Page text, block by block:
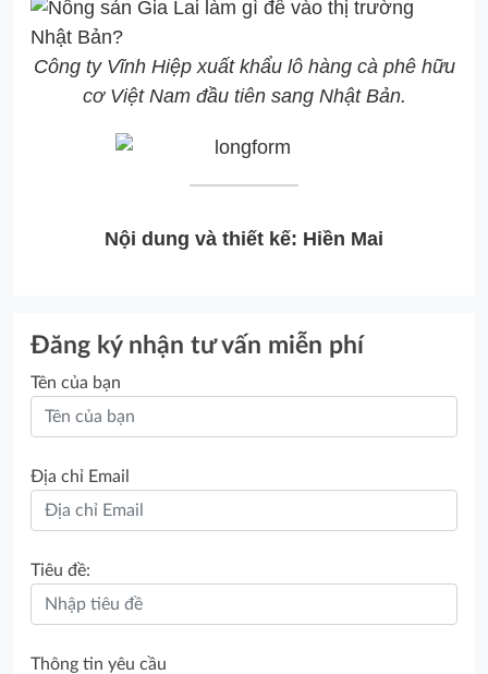
Công ty Vĩnh Hiệp xuất khẩu lô hàng cà phê hữu
cơ Việt Nam đầu tiên sang Nhật Bản.
Nội dung và thiết kế: Hiền Mai
Đăng ký nhận tư vấn miễn phí
Tên của bạn
Địa chỉ Email
Tiêu đề:
Thông tin yêu cầu